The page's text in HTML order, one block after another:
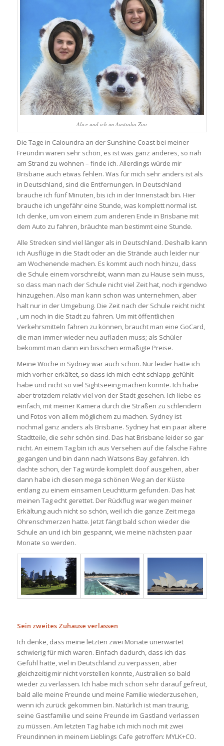
Alice und ich im Australia Zoo
Die Tage in Caloundra an der Sunshine Coast bei meiner
Freundin waren sehr schön, es ist was ganz anderes, so nah
am Strand zu wohnen – finde ich. Allerdings würde mir
Brisbane auch etwas fehlen. Was für mich sehr anders ist als
in Deutschland, sind die Entfernungen. In Deutschland
brauche ich fünf Minuten, bis ich in der Innenstadt bin. Hier
brauche ich ungefähr eine Stunde, was komplett normal ist.
Ich denke, um von einem zum anderen Ende in Brisbane mit
dem Auto zu fahren, bräuchte man bestimmt eine Stunde.
Alle Strecken sind viel länger als in Deutschland. Deshalb kann
ich Ausflüge in die Stadt oder an die Strände auch leider nur
am Wochenende machen. Es kommt auch noch hinzu, dass
die Schule einem vorschreibt, wann man zu Hause sein muss,
so dass man nach der Schule nicht viel Zeit hat, noch irgendwo
hinzugehen. Also man kann schon was unternehmen, aber
halt nur in der Umgebung. Die Zeit nach der Schule reicht nicht
, um noch in die Stadt zu fahren. Um mit öffentlichen
Verkehrsmitteln fahren zu können, braucht man eine GoCard,
die man immer wieder neu aufladen muss; als Schüler
bekommt man dann ein bisschen ermäßigte Preise.
Meine Woche in Sydney war auch schön. Nur leider hatte ich
mich vorher erkältet, so dass ich mich echt schlapp gefühlt
habe und nicht so viel Sightseeing machen konnte. Ich habe
aber trotzdem relativ viel von der Stadt gesehen. Ich liebe es
einfach, mit meiner Kamera durch die Straßen zu schlendern
und Fotos von allem möglichem zu machen. Sydney ist
nochmal ganz anders als Brisbane. Sydney hat ein paar ältere
Stadtteile, die sehr schön sind. Das hat Brisbane leider so gar
nicht. An einem Tag bin ich aus Versehen auf die falsche Fähre
gegangen und bin dann nach Watsons Bay gefahren. Ich
dachte schon, der Tag würde komplett doof ausgehen, aber
dann habe ich diesen mega schönen Weg an der Küste
entlang zu einem einsamen Leuchtturm gefunden. Das hat
meinen Tag echt gerettet. Der Rückflug war wegen meiner
Erkältung auch nicht so schön, weil ich die ganze Zeit mega
Ohrenschmerzen hatte. Jetzt fängt bald schon wieder die
Schule an und ich bin gespannt, wie meine nächsten paar
Monate so werden.
Sein zweites Zuhause verlassen
Ich denke, dass meine letzten zwei Monate unerwartet
schwierig für mich waren. Einfach dadurch, dass ich das
Gefühl hatte, viel in Deutschland zu verpassen, aber
gleichzeitig mir nicht vorstellen konnte, Australien so bald
wieder zu verlassen. Ich habe mich schon sehr darauf gefreut,
bald alle meine Freunde und meine Familie wiederzusehen,
wenn ich zurück gekommen bin. Natürlich ist man traurig,
seine Gastfamilie und seine Freunde im Gastland verlassen
zu müssen. Am letzten Tag habe ich mich noch mit zwei
Freundinnen in meinem Lieblings Cafe getroffen: MYLK+CO.